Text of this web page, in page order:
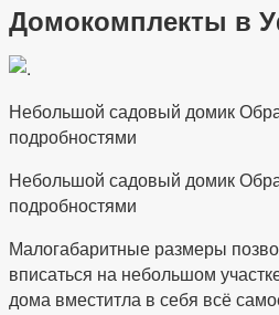
Домокомплекты в
Небольшой садовый домик
подробностями
Небольшой садовый домик
подробностями
Малогабаритные размеры
вписаться на небольшом
дома вместитла в себя всё